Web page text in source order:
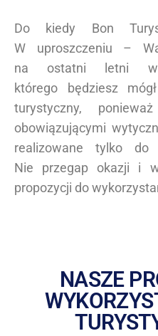
Do kiedy Bon
W uproszczeniu –
na ostatni letni
którego będziesz
turystyczny,
obowiązującymi
realizowane tylko
Nie przegap okazji i
propozycji do
NASZE